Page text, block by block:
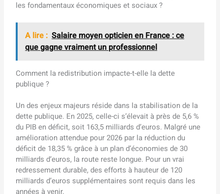
les fondamentaux économiques et sociaux ?
A lire : Salaire moyen opticien en France : ce
que gagne vraiment un professionnel
Comment la redistribution impacte-t-elle la dette
publique ?
Un des enjeux majeurs réside dans la stabilisation de la
dette publique. En 2025, celle-ci s’élevait à près de 5,6 %
du PIB en déficit, soit 163,5 milliards d’euros. Malgré une
amélioration attendue pour 2026 par la réduction du
déficit de 18,35 % grâce à un plan d’économies de 30
milliards d’euros, la route reste longue. Pour un vrai
redressement durable, des efforts à hauteur de 120
milliards d’euros supplémentaires sont requis dans les
années à venir.